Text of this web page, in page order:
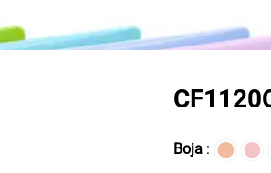
Boja :